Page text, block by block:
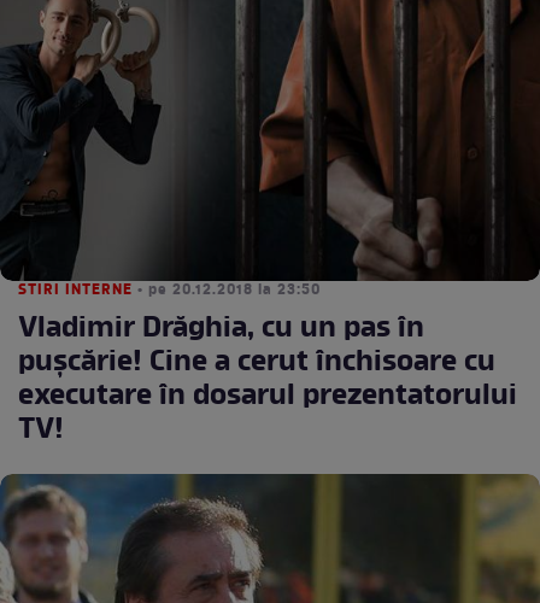
STIRI INTERNE • pe 20.12.2018 la 23:50
Vladimir Drăghia, cu un pas în
puşcărie! Cine a cerut închisoare cu
executare în dosarul prezentatorului
TV!